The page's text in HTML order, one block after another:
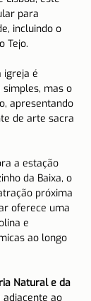
para
incluindo o
Tejo.
igreja é
simples, mas o
apresentando
de arte sacra
a estação
da Baixa, o
próxima
oferece uma
e
ao longo
Natural e da
adjacente ao